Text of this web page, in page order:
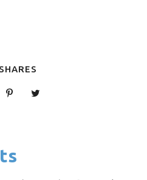
SHARES